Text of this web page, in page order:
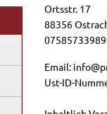
Ortsstr. 17
88356
Email:
Ust-ID-